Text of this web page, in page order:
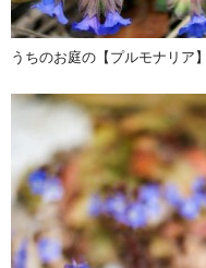
うちのお庭の【プルモナリア